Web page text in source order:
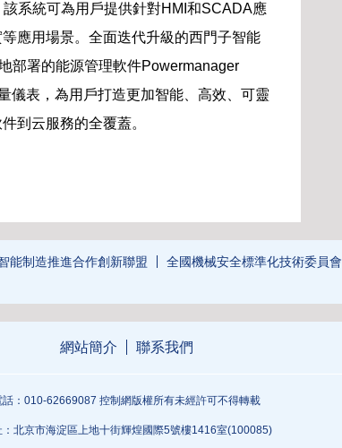
系統可為用戶提供針對HMI和SCADA應
應用場景。全面迭代升級的西門子智能
部署的能源管理軟件Powermanager
儀表，為用戶打造更加智能、高效、可靈
到云服務的全覆蓋。
能制造推進合作創新聯盟 全國機械安全標準化技術委員會
網站簡介 聯系我們
話：010-62669087 控制網版權所有未經許可不得轉載
：北京市海淀區上地十街輝煌國際5號樓1416室(100085)